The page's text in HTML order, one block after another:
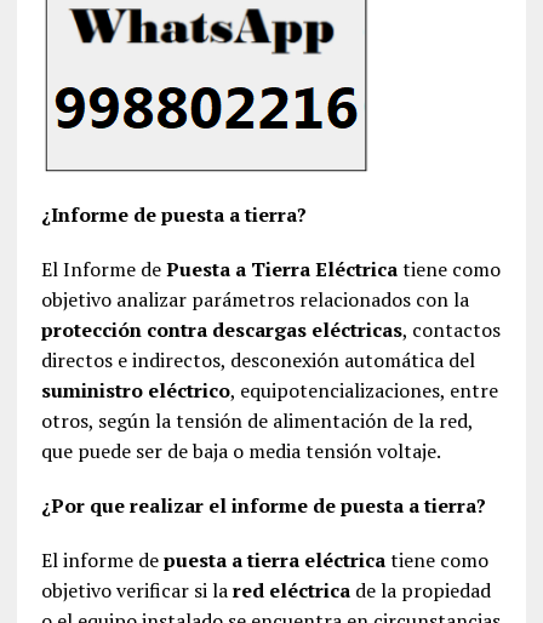
¿Informe de puesta a tierra?
El Informe dePuesta a Tierra Eléctricatiene como
objetivo analizar parámetros relacionados con la
protección contra descargas eléctricas, contactos
directos e indirectos, desconexión automática del
suministro eléctrico, equipotencializaciones, entre
otros, según la tensión de alimentación de la red,
que puede ser de baja o media tensión voltaje.
¿Por que realizar el informe de puesta a tierra?
El informe depuesta a tierra eléctricatiene como
objetivo verificar si lared eléctricade la propiedad